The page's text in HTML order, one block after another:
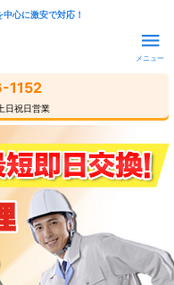
心に激安で対応！
メニュー
1152
日祝日営業